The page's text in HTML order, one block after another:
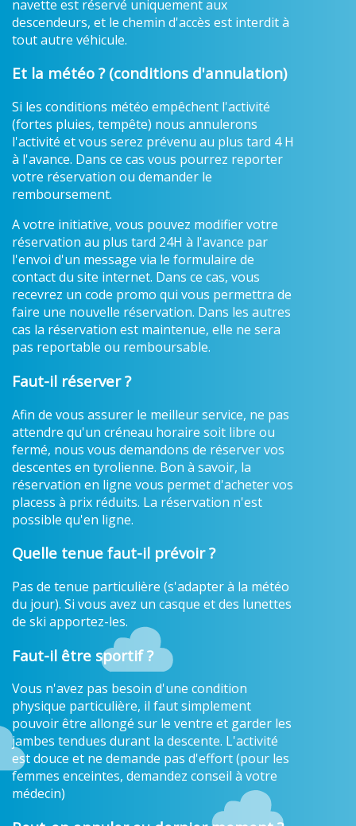
navette est réservé uniquement aux
descendeurs, et le chemin d'accès est interdit à
tout autre véhicule.
Et la météo ? (conditions d'annulation)
Si les conditions météo empêchent l'activité
(fortes pluies, tempête) nous annulerons
l'activité et vous serez prévenu au plus tard 4 H
à l'avance. Dans ce cas vous pourrez reporter
votre réservation ou demander le
remboursement.
A votre initiative, vous pouvez modifier votre
réservation au plus tard 24H à l'avance par
l'envoi d'un message via le formulaire de
contact du site internet. Dans ce cas, vous
recevrez un code promo qui vous permettra de
faire une nouvelle réservation. Dans les autres
cas la réservation est maintenue, elle ne sera
pas reportable ou remboursable.
Faut-il réserver ?
Afin de vous assurer le meilleur service, ne pas
attendre qu'un créneau horaire soit libre ou
fermé, nous vous demandons de réserver vos
descentes en tyrolienne. Bon à savoir, la
réservation en ligne vous permet d'acheter vos
placess à prix réduits. La réservation n'est
possible qu'en ligne.
Quelle tenue faut-il prévoir ?
Pas de tenue particulière (s'adapter à la météo
du jour). Si vous avez un casque et des lunettes
de ski apportez-les.
Faut-il être sportif ?
Vous n'avez pas besoin d'une condition
physique particulière, il faut simplement
pouvoir être allongé sur le ventre et garder les
jambes tendues durant la descente. L'activité
est douce et ne demande pas d'effort (pour les
femmes enceintes, demandez conseil à votre
médecin)